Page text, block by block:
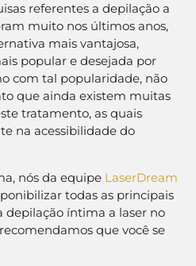
referentes a depilação a
muito nos últimos anos,
mais vantajosa,
popular e desejada por
com tal popularidade, não
que ainda existem muitas
tratamento, as quais
na acessibilidade do
nós da equipe LaserDream
todas as principais
depilação íntima a laser no
que você se